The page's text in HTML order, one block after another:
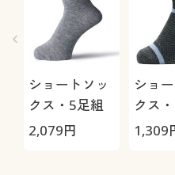
ショートソッ
クス・5足組
2,079円
ショ
クス
ュ3足
1,309